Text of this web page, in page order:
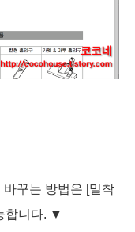
꾸는 방법은 [밀착
합니다. ▼